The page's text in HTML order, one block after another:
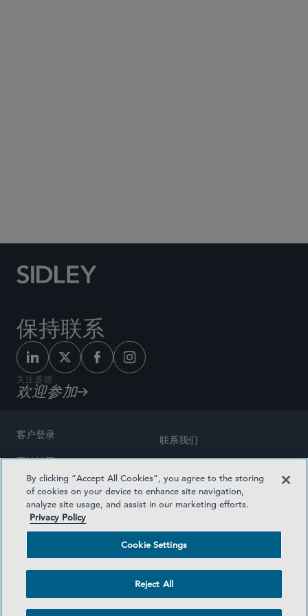
保持联系
关注盛德
欢迎参加
客户登录
网站地图
律师广告
隐私政策
社交媒体目录
联系我们
医疗计划透明度
Cookie Settings
©2026 SIDLEY AUSTIN LLP
By clicking “Accept All Cookies”, you agree to the storing
of cookies on your device to enhance site navigation,
analyze site usage, and assist in our marketing efforts.
Privacy Policy
Cookie Settings
Reject All